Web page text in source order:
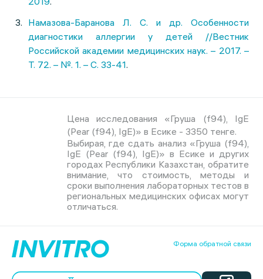
Намазова-Баранова Л. С. и др. Особенности
диагностики аллергии у детей //Вестник
Российской академии медицинских наук. – 2017. –
Т. 72. – №. 1. – С. 33-41.
Цена исследования «Груша (f94), IgE
(Pear (f94), IgE)» в Есике - 3350 тенге.
Выбирая, где сдать анализ «Груша (f94),
IgE (Pear (f94), IgE)» в Есике и других
городах Республики Казахстан, обратите
внимание, что стоимость, методы и
сроки выполнения лабораторных тестов в
региональных медицинских офисах могут
отличаться.
Форма обратной связи